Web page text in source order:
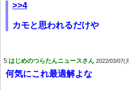
>>4
カモと思われるだけや
5:はじめのつらたんニュースさん 2022/03/07(
何気にこれ最適解よな